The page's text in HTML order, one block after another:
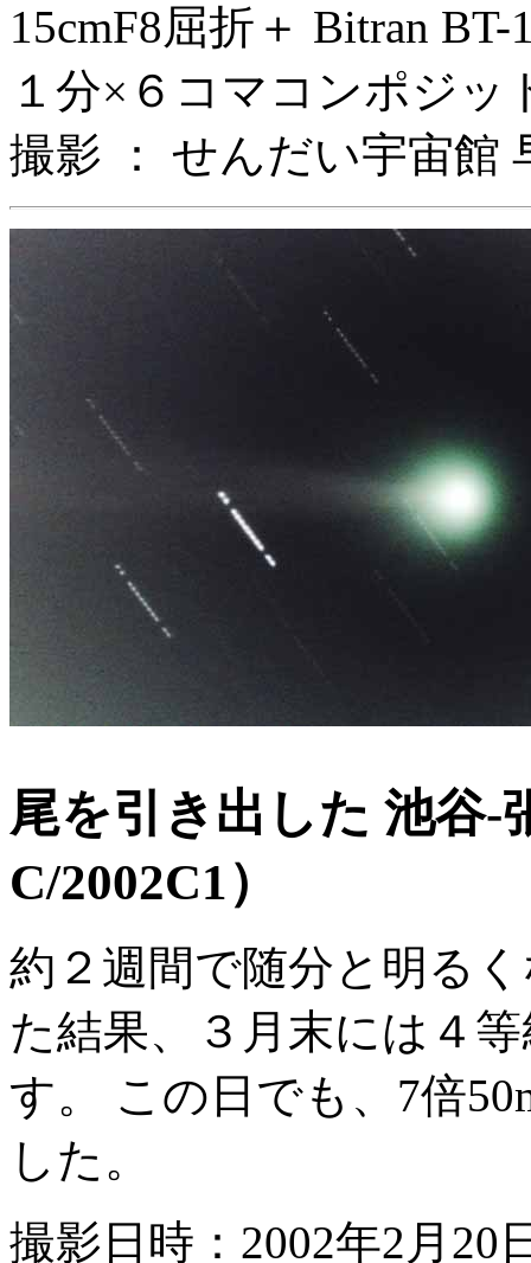
15cmF8屈折＋ Bitran BT-
１分×６コマコンポジッ
撮影 ： せんだい宇宙館
尾を引き出した 池谷-
C/2002C1）
約２週間で随分と明る
た結果、３月末には４
す。 この日でも、7倍
した。
撮影日時：2002年2月20